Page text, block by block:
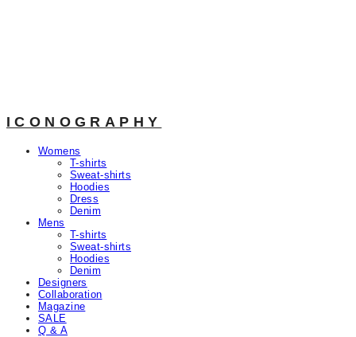
ICONOGRAPHY
Womens
T-shirts
Sweat-shirts
Hoodies
Dress
Denim
Mens
T-shirts
Sweat-shirts
Hoodies
Denim
Designers
Collaboration
Magazine
SALE
Q & A